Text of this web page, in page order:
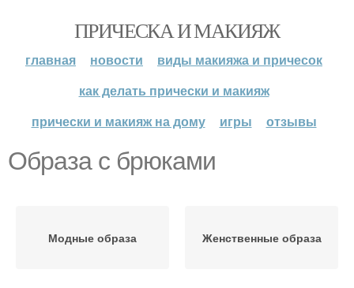
ПРИЧЕСКА И МАКИЯЖ
главная новости
виды макияжа и причесок
как делать прически и макияж
прически и макияж на дому
игры отзывы
Образа с брюками
Модные образа Женственные образа